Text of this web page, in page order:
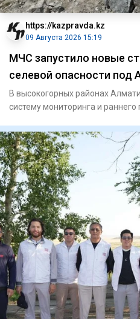
https://kazpravda.kz
09 Августа 2026 15:19
МЧС запустило новые
селевой опасности под
В высокогорных районах
систему мониторинга и